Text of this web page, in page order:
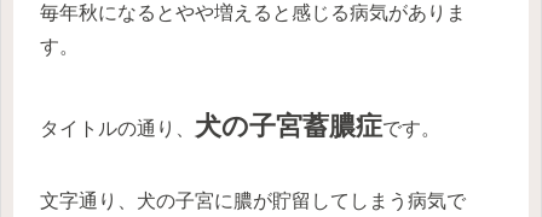
毎年秋になるとやや増えると感じる病気がありま
す。
タイトルの通り、 犬の子宮蓄膿症です。
文字通り、犬の子宮に膿が貯留してしまう病気で